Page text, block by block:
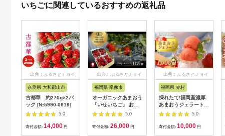
いちごに関連しているおすすめの返礼品
出典：ふるさとチョイ
奈良県 大和郡山市
古都華 約270g×2パ
ック [№5990-0619]
5.0
寄付金額: 14,000 円
出典：ふるさとチョイ
福岡県 宗像市
オーガニックあまおう
「いせいちご」 おま
かせ4パック（大粒）
【伊世いちご畑】
_HA1019
5.0
寄付金額: 26,000 円
出典：ふるさとチョイ
福岡県 赤村
採れたて!福岡産濃厚
あまおうジェラート
1000ml 4A9
5.0
寄付金額: 10,000 円